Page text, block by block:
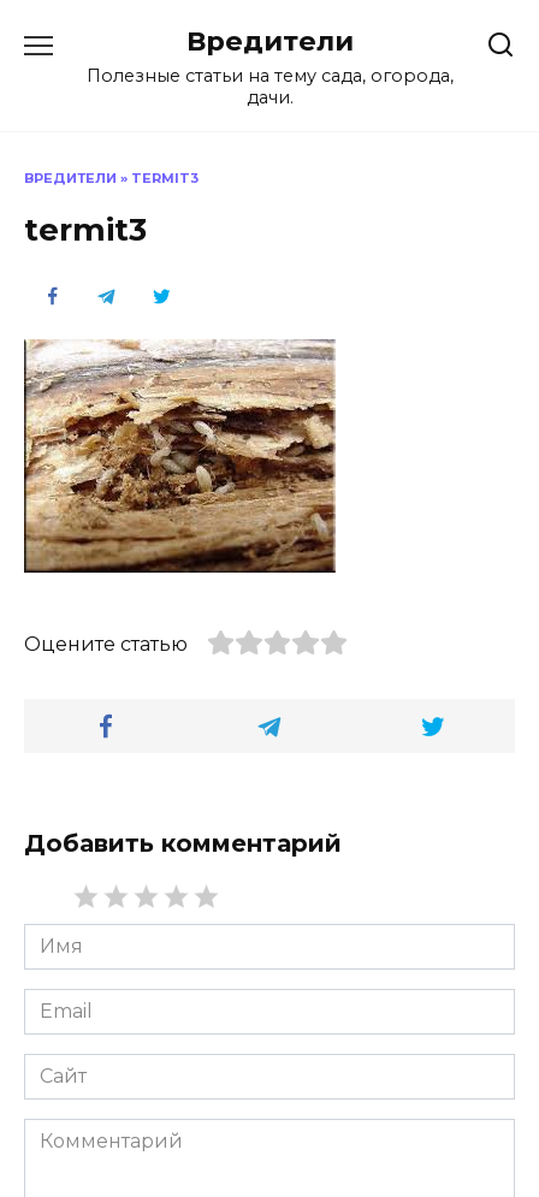
содержанию
Вредители
Полезные статьи на тему сада, огорода,
дачи.
ВРЕДИТЕЛИ » TERMIT3
termit3
Оцените статью
Добавить комментарий
Имя
*
Email
*
Сайт
Комментарий